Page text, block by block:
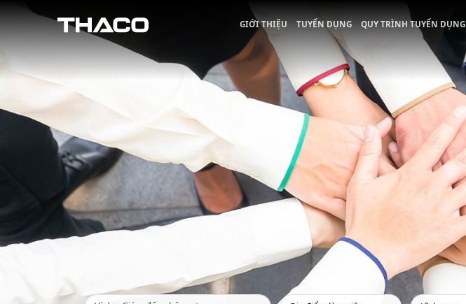
GIỚI THIỆU TUYỂN DỤNG QUY TRÌNH TUYỂN DỤNG